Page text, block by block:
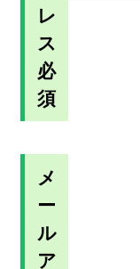
レ
ス
必
須
メ
ー
ル
ア